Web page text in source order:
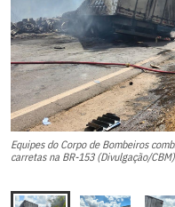
Equipes do Corpo de Bombeiros
carretas na BR-153 (Divulgação/CBM)